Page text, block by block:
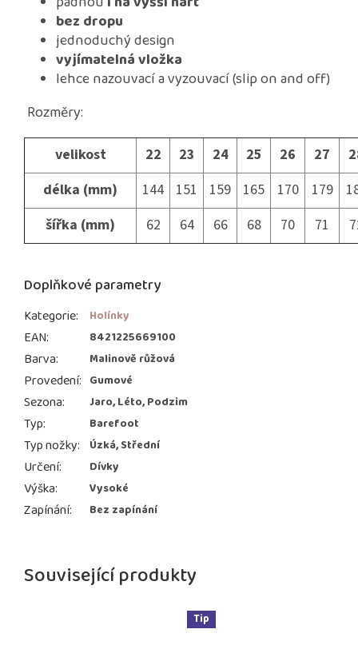
Související produkty
Tip
bez dropu
jednoduchý design
vyjímatelná vložka
lehce nazouvací a vyzouvací (slip on and off)
Rozměry:
velikost 22 23 24 25 26 27
délka (mm)
144 151 159 165 170 179
šířka (mm)
62 64 66 68 70 71
Doplňkové parametry
Kategorie: Holínky
EAN: 8421225669100
Barva: Malinově růžová
Provedení: Gumové
Sezona: Jaro, Léto, Podzim
Typ: Barefoot
Typ nožky: Úzká, Střední
Určení: Dívky
Výška: Vysoké
Zapínání: Bez zapínání